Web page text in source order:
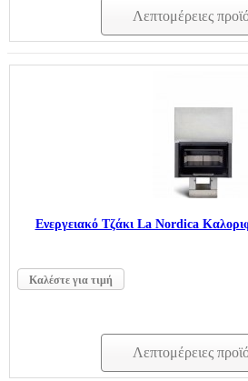
Λεπτομέρειες
Ενεργειακό Τζάκι La Nordica
Καλέστε για τιμή
Λεπτομέρειες